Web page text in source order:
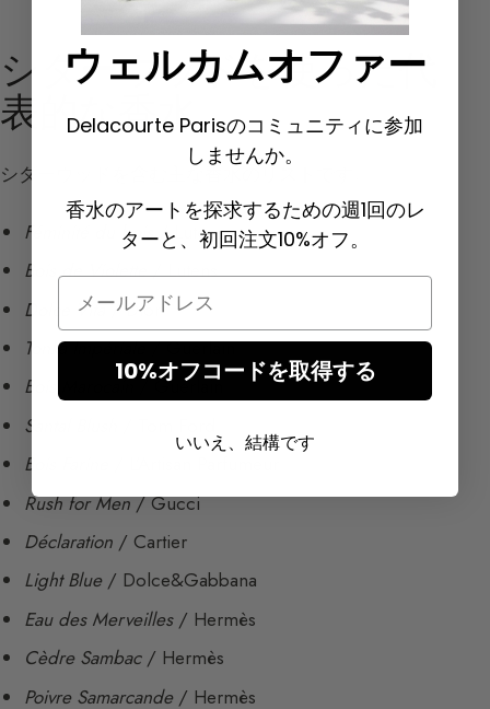
シダーウッドを使った代
表的な香水
シダーウッドを含む主な香水のリストです。
Féminité du bois/ Lutens
Bois de Violette/ Lutens
Dolce Vita/ Dior
Tonka Impériale/ Guerlain
Bois Marocain/ Guerlain
Santal Blush
Bois Farine
Rush for Men/ Gucci
Déclaration / Cartier
Light Blue/ Dolce&Gabbana
Eau des Merveilles/ Hermès
Cèdre Sambac/ Hermès
Poivre Samarcande/ Hermès
ウェルカムオファー
Delacourte Parisのコミュニティに参加
しませんか。
香水のアートを探求するための週1回のレ
ターと、初回注文10%オフ。
Email
10%オフコードを取得する
いいえ、結構です